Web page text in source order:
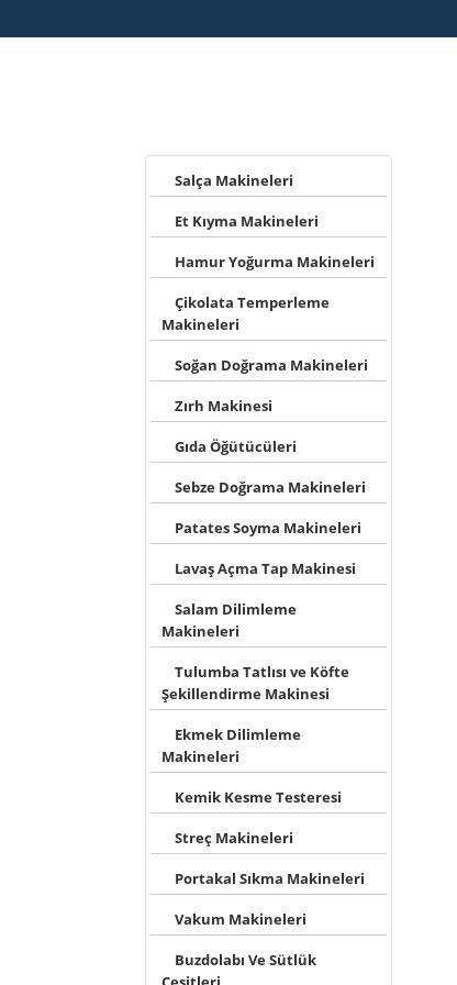
ÜRÜNLERİMİZ
Salça Makineleri
Et Kıyma Makineleri
Hamur Yoğurma Makineleri
Çikolata Temperleme
Makineleri
Soğan Doğrama Makineleri
Zırh Makinesi
Gıda Öğütücüleri
Sebze Doğrama Makineleri
Patates Soyma Makineleri
Lavaş Açma Tap Makinesi
Salam Dilimleme
Makineleri
Tulumba Tatlısı ve Köfte
Şekillendirme Makinesi
Ekmek Dilimleme
Makineleri
Kemik Kesme Testeresi
Streç Makineleri
Portakal Sıkma Makineleri
Vakum Makineleri
Buzdolabı Ve Sütlük